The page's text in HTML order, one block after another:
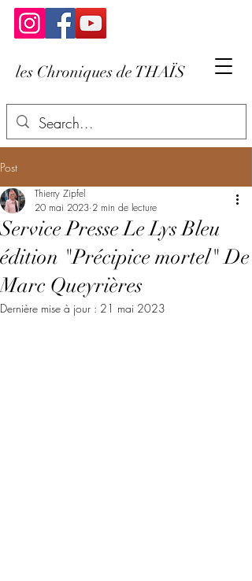
les Chroniques de THAÏS
Post
Service Presse Le Lys Bleu
édition "Précipice mortel" De
Marc Queyrières
Thierry Zipfel
20 mai 2023 2 min de lecture
Dernière mise à jour : 21 mai 2023